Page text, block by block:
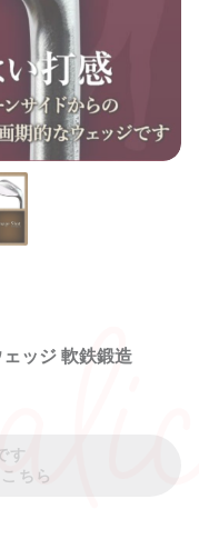
ッジ 軟鉄鍛造
す
ちら